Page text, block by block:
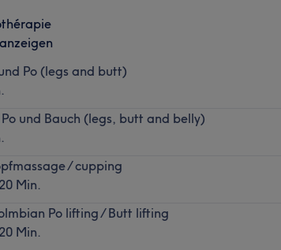
Po (legs and butt)
und Bauch (legs, butt and belly)
/ cupping
Min.
Po lifting / Butt lifting
Min.